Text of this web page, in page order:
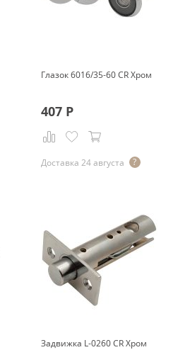
Глазок 6016/35-60 CR Хром
407Р
Доставка 24 августа
Задвижка L-0260 CR Хром